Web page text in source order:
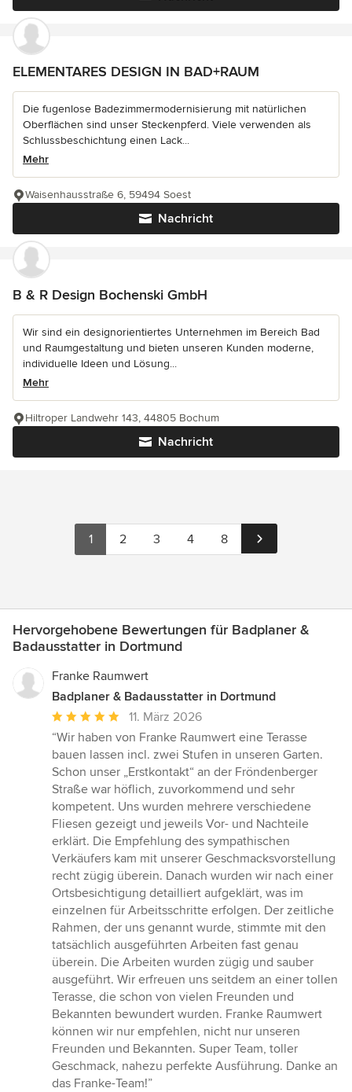
ELEMENTARES DESIGN IN BAD+RAUM
Die fugenlose Badezimmermodernisierung mit natürlichen
Oberflächen sind unser Steckenpferd. Viele verwenden als
Schlussbeschichtung einen Lack...
Mehr
Nachricht
Waisenhausstraße 6, 59494 Soest
B & R Design Bochenski GmbH
Wir sind ein designorientiertes Unternehmen im Bereich Bad
und Raumgestaltung und bieten unseren Kunden moderne,
individuelle Ideen und Lösung...
Mehr
Nachricht
Hiltroper Landwehr 143, 44805 Bochum
1 2 3 4 8
Hervorgehobene Bewertungen für Badplaner &
Badausstatter in Dortmund
Franke Raumwert
Badplaner & Badausstatter in Dortmund
Durchschnittliche
Bewertung:
5
von
5
Sternen
11. März 2026
“Wir haben von Franke Raumwert eine Terasse
bauen lassen incl. zwei Stufen in unseren Garten.
Schon unser „Erstkontakt“ an der Fröndenberger
Straße war höflich, zuvorkommend und sehr
kompetent. Uns wurden mehrere verschiedene
Fliesen gezeigt und jeweils Vor- und Nachteile
erklärt. Die Empfehlung des sympathischen
Verkäufers kam mit unserer Geschmacksvorstellung
recht zügig überein. Danach wurden wir nach einer
Ortsbesichtigung detailliert aufgeklärt, was im
einzelnen für Arbeitsschritte erfolgen. Der zeitliche
Rahmen, der uns genannt wurde, stimmte mit den
tatsächlich ausgeführten Arbeiten fast genau
überein. Die Arbeiten wurden zügig und sauber
ausgeführt. Wir erfreuen uns seitdem an einer tollen
Terasse, die schon von vielen Freunden und
Bekannten bewundert wurden. Franke Raumwert
können wir nur empfehlen, nicht nur unseren
Freunden und Bekannten. Super Team, toller
Geschmack, nahezu perfekte Ausführung. Danke an
das Franke-Team!”